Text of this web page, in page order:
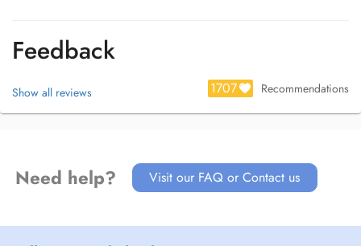
www.esneuxmedical.be
Feedback
Show all reviews 1707 Recommendations
Need help? Visit our FAQ or Contact us